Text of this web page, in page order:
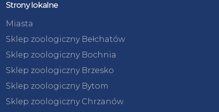
Strony lokalne
Miasta
Sklep zoologiczny Bełchatów
Sklep zoologiczny Bochnia
Sklep zoologiczny Brzesko
Sklep zoologiczny Bytom
Sklep zoologiczny Chrzanów